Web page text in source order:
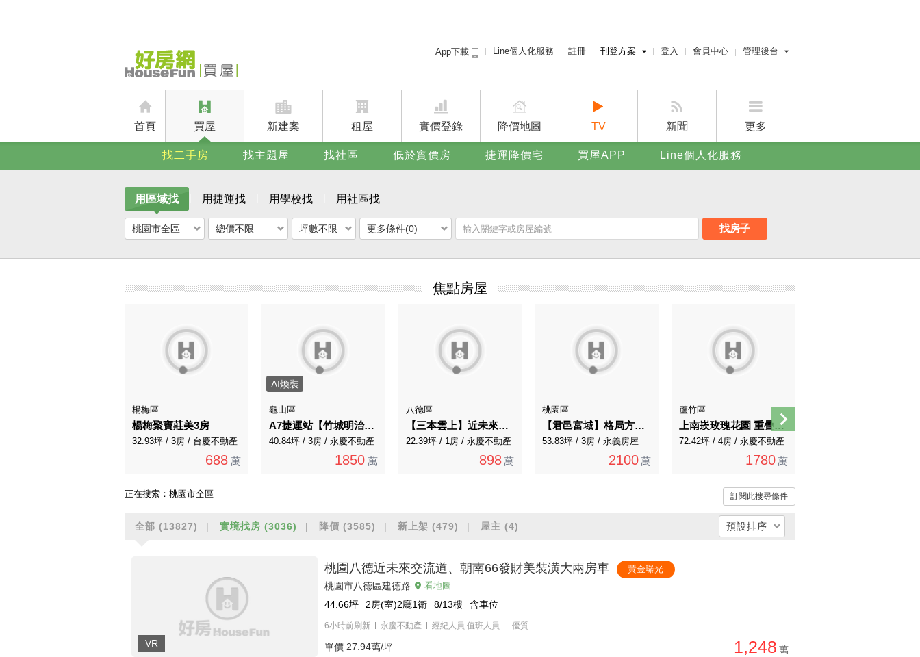
App下載 Line個人化服務 註冊 刊登方案
賣屋刊登
廣告刊登
登入 會員中心 管理後台
屋主管理後台
首頁 買屋 新建案 租屋 實價登錄 降價地圖 TV 新聞 更多
賣屋刊登
找二手房 找主題屋 找社區 低於實價房 捷運降價宅 買屋APP Line個人化服務
用區域找 用捷運找 用學校找 用社區找
桃園市全區 總價不限 坪數不限 更多條件(0) 找房子
焦點房屋
楊梅區
楊梅聚寶莊美3房
32.93坪 / 3房 / 台慶不動產
688 萬
AI煥裝
龜山區
A7捷運站【竹城明治】高樓景觀日系質感三房
40.84坪 / 3房 / 永慶不動產
1850 萬
八德區
【三本雲上】近未來捷運G01精品大套房
22.39坪 / 1房 / 永慶不動產
898 萬
桃園區
【君邑富域】格局方正 雙衛浴開窗 獨立大車位
53.83坪 / 3房 / 永義房屋
2100 萬
蘆竹區
上南崁玫瑰花園 重疊別墅四房車
72.42坪 / 4房 / 永慶不動產
1780 萬
正在搜索： 桃園市全區 訂閱此搜尋條件
全部 (13827) 實境找房 (3036) 降價 (3585) 新上架 (479) 屋主 (4) 預設排序
降價幅度高 → 低
桃園八德近未來交流道、朝南66發財美裝潢大兩房車 黃金曝光
桃園市八德區建德路 看地圖
44.66坪 2房(室)2廳1衛 8/13樓 含車位
6小時前刷新 永慶不動產 經紀人員 值班人員 優質
單價 27.94萬/坪 1,248 萬